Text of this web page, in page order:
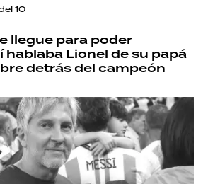
10
llegue para poder
hablaba Lionel de su papá
detrás del campeón